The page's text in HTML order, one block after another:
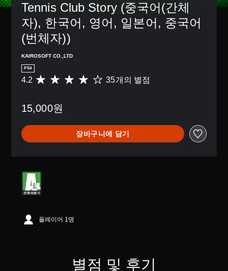
Tennis Club Story (중국어(간체
자), 한국어, 영어, 일본어, 중국어
(번체자))
KAIROSOFT CO.,LTD
PS4
총
별
으
로
부
개
별
중
4.2 35개의 별점
15,000원
장바구니에 담기
플레이어 1명
별점 및 후기